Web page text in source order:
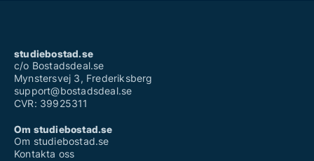
studiebostad.se
c/o Bostadsdeal.se
Mynstersvej 3, Frederiksberg
support@bostadsdeal.se
CVR: 39925311
Om studiebostad.se
Om studiebostad.se
Kontakta oss